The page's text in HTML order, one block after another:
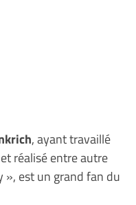
, ayant travaillé
réalisé entre autre
», est un grand fan du